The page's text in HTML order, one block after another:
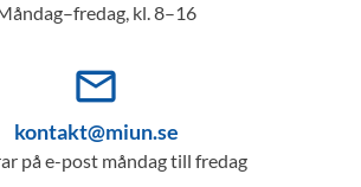
kl. 8–16
mail_outline
kontakt@miun.se
på e-post måndag till fredag